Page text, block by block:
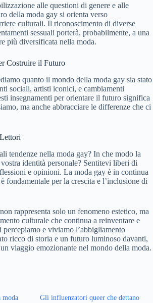
alle questioni di genere e alle
della moda gay si orienta verso
culturali. Il riconoscimento di diverse
sessuali porterà, probabilmente, a una
più diversificata nella moda.
Costruire il Futuro
quanto il mondo della moda gay sia stato
sociali, artisti iconici, e cambiamenti
insegnamenti per orientare il futuro significa
ma anche abbracciare le differenze che ci
tendenze nella moda gay? In che modo la
identità personale? Sentitevi liberi di
e opinioni. La moda gay è in continua
fondamentale per la crescita e l’inclusione di
rappresenta solo un fenomeno estetico, ma
culturale che continua a reinventare e
e viviamo l’abbigliamento
ricco di storia e un futuro luminoso davanti,
viaggio emozionante nel mondo della moda.
moda
Gli influenzatori queer che dettano